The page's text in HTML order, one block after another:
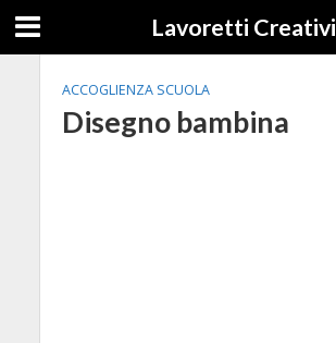
Lavoretti Creativi
ACCOGLIENZA SCUOLA
Disegno bambina